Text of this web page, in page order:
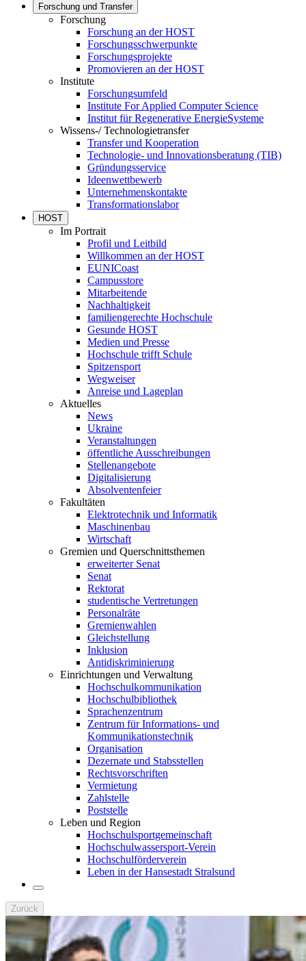
Forschung und Transfer
Forschung
Forschung an der HOST
Forschungsschwerpunkte
Forschungsprojekte
Promovieren an der HOST
Institute
Forschungsumfeld
Institute For Applied Computer Science
Institut für Regenerative EnergieSysteme
Wissens-/ Technologietransfer
Transfer und Kooperation
Technologie- und Innovationsberatung (TIB)
Gründungsservice
Ideenwettbewerb
Unternehmenskontakte
Transformationslabor
HOST
Im Portrait
Profil und Leitbild
Willkommen an der HOST
EUNICoast
Campusstore
Mitarbeitende
Nachhaltigkeit
familiengerechte Hochschule
Gesunde HOST
Medien und Presse
Hochschule trifft Schule
Spitzensport
Wegweiser
Anreise und Lageplan
Aktuelles
News
Ukraine
Veranstaltungen
öffentliche Ausschreibungen
Stellenangebote
Digitalisierung
Absolventenfeier
Fakultäten
Elektrotechnik und Informatik
Maschinenbau
Wirtschaft
Gremien und Querschnittsthemen
erweiterter Senat
Senat
Rektorat
studentische Vertretungen
Personalräte
Gremienwahlen
Gleichstellung
Inklusion
Antidiskriminierung
Einrichtungen und Verwaltung
Hochschulkommunikation
Hochschulbibliothek
Sprachenzentrum
Zentrum für Informations- und
Kommunikationstechnik
Organisation
Dezernate und Stabsstellen
Rechtsvorschriften
Vermietung
Zahlstelle
Poststelle
Leben und Region
Hochschulsportgemeinschaft
Hochschulwassersport-Verein
Hochschulförderverein
Leben in der Hansestadt Stralsund
Zurück